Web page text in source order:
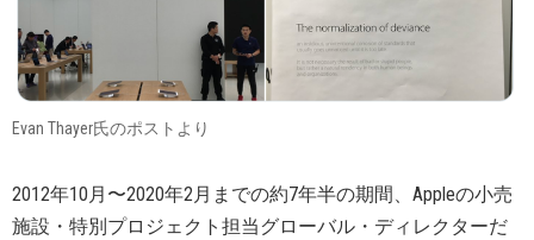
Evan Thayer氏のポストより
2012年10月〜2020年2月までの約7年半の期間、Appleの小売
施設・特別プロジェクト担当グローバル・ディレクターだ